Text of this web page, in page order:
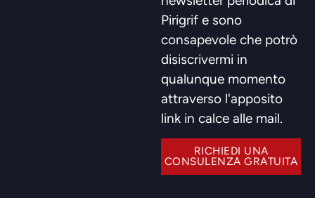
Pirigrif e sono
consapevole che potrò
disiscrivermi in
qualunque momento
attraverso l'apposito
link in calce alle mail.
RICHIEDI UNA
CONSULENZA GRATUITA